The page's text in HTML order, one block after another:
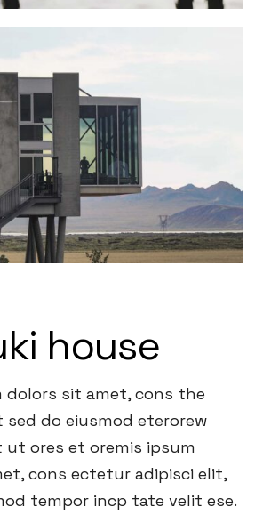
house
dolors sit amet, cons the
do eiusmod eterorew
ores et oremis ipsum
cons ectetur adipisci elit,
tempor incp tate velit ese.